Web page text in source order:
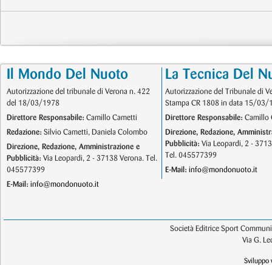
Il Mondo Del Nuoto
Autorizzazione del tribunale di Verona n. 422
del 18/03/1978
Direttore Responsabile: Camillo Cametti
Redazione: Silvio Cametti, Daniela Colombo
Direzione, Redazione, Amministrazione e
Pubblicità: Via Leopardi, 2 - 37138 Verona. Tel.
045577399
E-Mail: info@mondonuoto.it
La Tecnica Del
Autorizzazione del Tribunale di
Stampa CR 1808 in data 15/03/
Direttore Responsabile: Camillo
Direzione, Redazione,
Pubblicità: Via Leopardi, 2 -
Tel. 045577399
E-Mail: info@mondonuoto.it
Società Editrice Sport
Via G.
Sviluppo